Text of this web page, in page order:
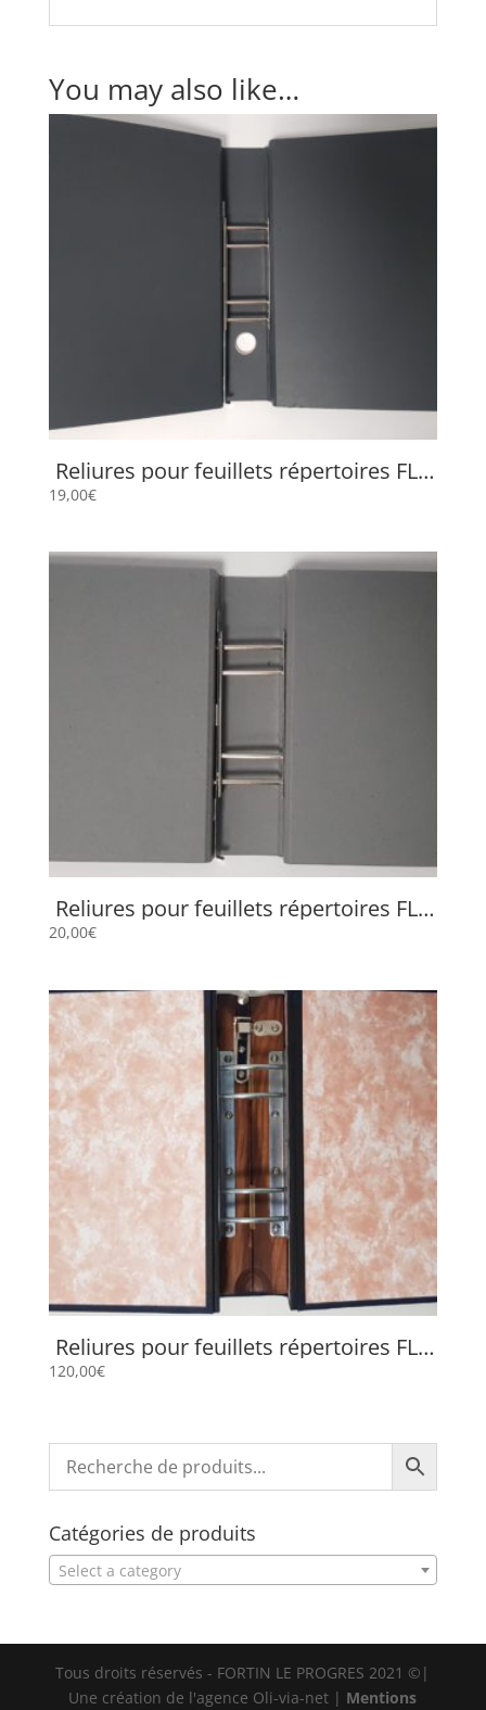
You may also like…
Reliures pour feuillets répertoires FLP
19,00€
Reliures pour feuillets répertoires FLP
20,00€
Reliures pour feuillets répertoires FLP
120,00€
Catégories de produits
Select a category
Tous droits réservés - FORTIN LE PROGRES 2021 ©|
Une création de l'agence Oli-via-net | Mentions